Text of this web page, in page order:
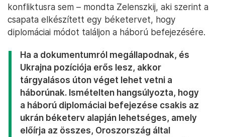
konfliktusra sem – mondta Zelenszkij, aki szerint a
csapata elkészített egy béketervet, hogy
diplomáciai módot találjon a háború befejezésére.
Ha a dokumentumról megállapodnak, és
Ukrajna pozíciója erős lesz, akkor
tárgyalásos úton véget lehet vetni a
háborúnak. Ismételten hangsúlyozta, hogy
a háború diplomáciai befejezése csakis az
ukrán béketerv alapján lehetséges, amely
előírja az összes, Oroszország által